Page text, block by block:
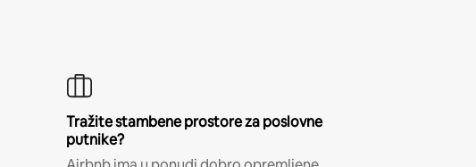
Tražite stambene prostore za poslovne
putnike?